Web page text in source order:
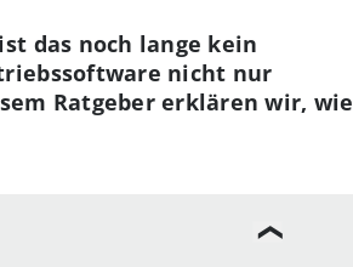
das noch lange kein
nicht nur
Ratgeber erklären wir, wie